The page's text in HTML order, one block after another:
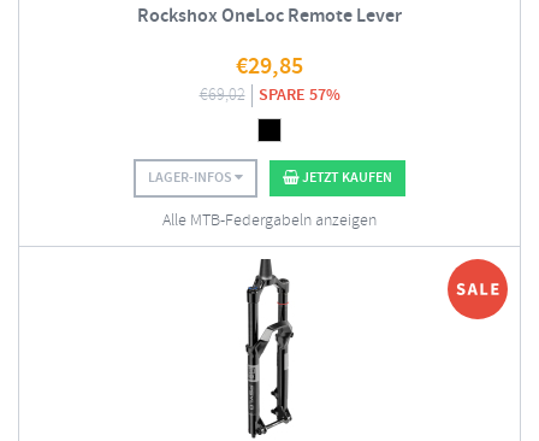
Rockshox OneLoc Remote Lever
€29,85
€69,02 SPARE 57%
LAGER-INFOS JETZT KAUFEN
Alle MTB-Federgabeln anzeigen